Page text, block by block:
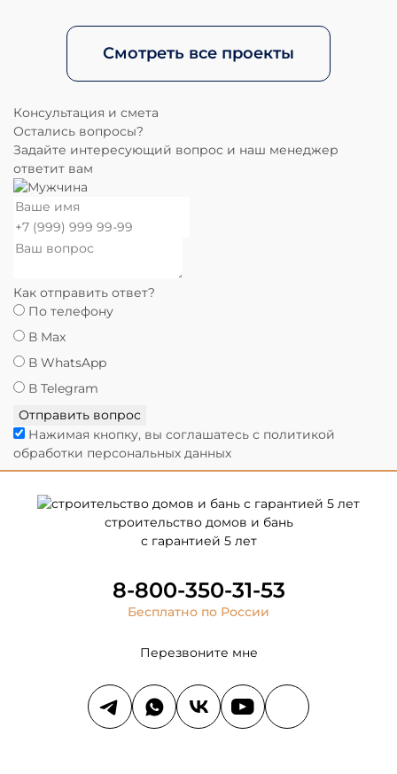
Смотреть все проекты
Консультация и смета
Остались вопросы?
Задайте интересующий вопрос и наш менеджер
ответит вам
Как отправить ответ?
По телефону
В Max
В WhatsApp
В Telegram
Отправить вопрос
Нажимая кнопку, вы соглашатесь с политикой
обработки персональных данных
строительство домов и бань
с гарантией 5 лет
8-800-350-31-53
Бесплатно по России
Перезвоните мне